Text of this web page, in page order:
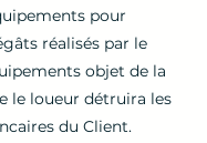
pour
réalisés par le
objet de la
le loueur détruira les
du Client.